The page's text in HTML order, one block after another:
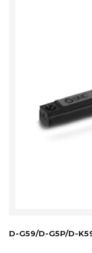
D-G59/D-G5P/D-